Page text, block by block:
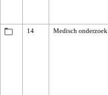
14 Medisch onderzoek